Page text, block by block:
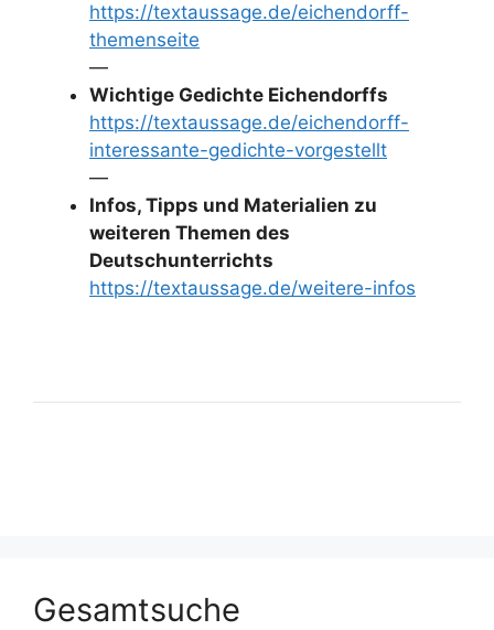
https://textaussage.de/eichendorff-
themenseite
—
Wichtige Gedichte Eichendorffs
https://textaussage.de/eichendorff-
interessante-gedichte-vorgestellt
—
Infos, Tipps und Materialien zu
weiteren Themen des
Deutschunterrichts
https://textaussage.de/weitere-infos
Gesamtsuche